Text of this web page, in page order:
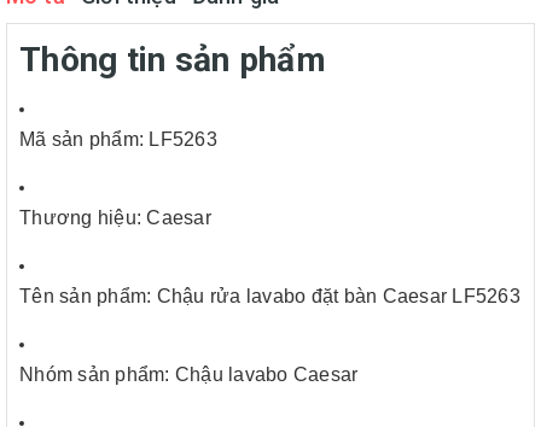
Thông tin sản phẩm
Mã sản phẩm: LF5263
Thương hiệu: Caesar
Tên sản phẩm: Chậu rửa lavabo đặt bàn Caesar LF5263
Nhóm sản phẩm: Chậu lavabo Caesar